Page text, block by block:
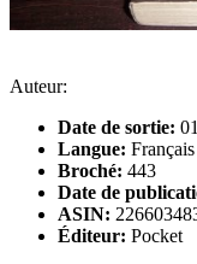
Auteur:
Date de sortie:
Langue: Français
Broché: 443
Date de
ASIN:
Éditeur: Pocket